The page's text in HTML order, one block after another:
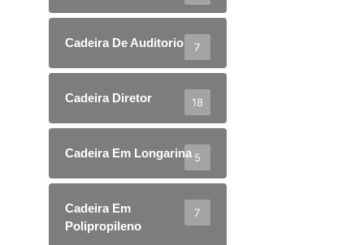
Cadeira De Auditorio 7
Cadeira Diretor 18
Cadeira Em Longarina 5
Cadeira Em
Polipropileno
7